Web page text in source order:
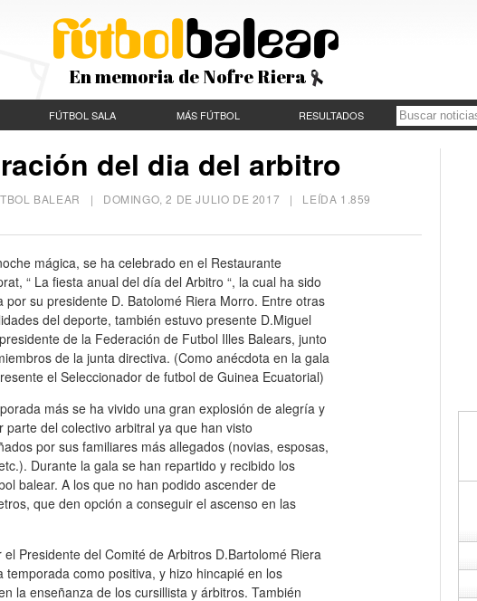
En memoria de Nofre Riera
FÚTBOL SALA MÁS FÚTBOL RESULTADOS
del dia del arbitro
BALEAR | DOMINGO, 2 DE JULIO DE 2017 | LEÍDA 1.859
mágica, se ha celebrado en el Restaurante
“ La fiesta anual del día del Arbitro “, la cual ha sido
por su presidente D. Batolomé Riera Morro. Entre otras
del deporte, también estuvo presente D.Miguel
de la Federación de Futbol Illes Balears, junto
de la junta directiva. (Como anécdota en la gala
el Seleccionador de futbol de Guinea Ecuatorial)
más se ha vivido una gran explosión de alegría y
parte del colectivo arbitral ya que han visto
por sus familiares más allegados (novias, esposas,
Durante la gala se han repartido y recibido los
balear. A los que no han podido ascender de
que den opción a conseguir el ascenso en las
Presidente del Comité de Arbitros D.Bartolomé Riera
como positiva, y hizo hincapié en los
la enseñanza de los cursillista y árbitros. También